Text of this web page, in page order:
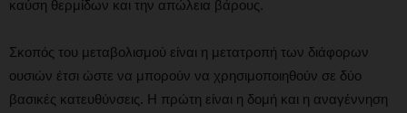
καύση θερμίδων και την απώλεια βάρους.
Σκοπός του μεταβολισμού είναι η μετατροπή των διάφορων
ουσιών έτσι ώστε να μπορούν να χρησιμοποιηθούν σε δύο
βασικές κατευθύνσεις. Η πρώτη είναι η δομή και η αναγέννηση